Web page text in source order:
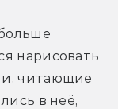
нарисовать
читающие
в неё,